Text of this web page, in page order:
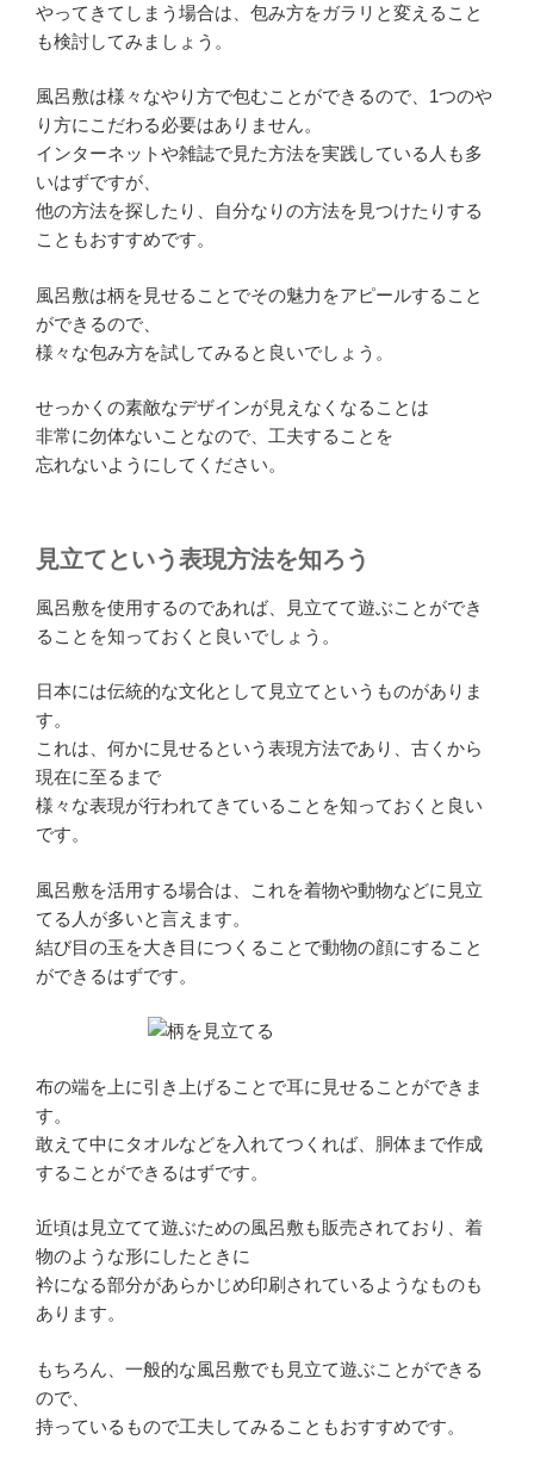
やってきてしまう場合は、包み方をガラリと変えること
も検討してみましょう。
風呂敷は様々なやり方で包むことができるので、1つのや
り方にこだわる必要はありません。
インターネットや雑誌で見た方法を実践している人も多
いはずですが、
他の方法を探したり、自分なりの方法を見つけたりする
こともおすすめです。
風呂敷は柄を見せることでその魅力をアピールすること
ができるので、
様々な包み方を試してみると良いでしょう。
せっかくの素敵なデザインが見えなくなることは
非常に勿体ないことなので、工夫することを
忘れないようにしてください。
見立てという表現方法を知ろう
風呂敷を使用するのであれば、見立てて遊ぶことができ
ることを知っておくと良いでしょう。
日本には伝統的な文化として見立てというものがありま
す。
これは、何かに見せるという表現方法であり、古くから
現在に至るまで
様々な表現が行われてきていることを知っておくと良い
です。
風呂敷を活用する場合は、これを着物や動物などに見立
てる人が多いと言えます。
結び目の玉を大き目につくることで動物の顔にすること
ができるはずです。
布の端を上に引き上げることで耳に見せることができま
す。
敢えて中にタオルなどを入れてつくれば、胴体まで作成
することができるはずです。
近頃は見立てて遊ぶための風呂敷も販売されており、着
物のような形にしたときに
衿になる部分があらかじめ印刷されているようなものも
あります。
もちろん、一般的な風呂敷でも見立て遊ぶことができる
ので、
持っているもので工夫してみることもおすすめです。